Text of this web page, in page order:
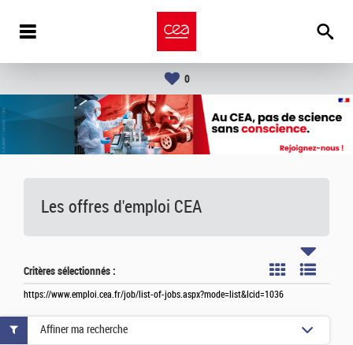
0
Les offres d'emploi CEA
Critères sélectionnés :
https://www.emploi.cea.fr/job/list-of-jobs.aspx?mode=list&lcid=1036
Affiner ma recherche